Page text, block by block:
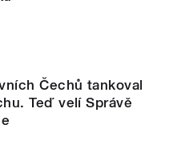
Čechů tankoval
Teď velí Správě